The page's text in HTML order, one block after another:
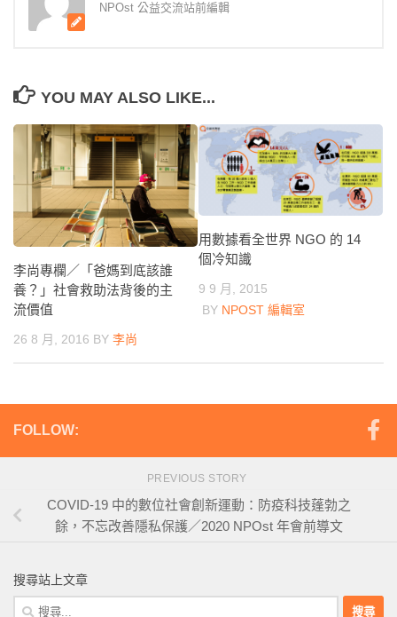
NPOst 公益交流站前編輯
YOU MAY ALSO LIKE...
李尚專欄／「爸媽到底該誰
養？」社會救助法背後的主
流價值
26 8 月, 2016 BY 李尚
用數據看全世界 NGO 的 14
個冷知識
9 9 月, 2015
BY NPOST 編輯室
FOLLOW:
PREVIOUS STORY
COVID-19 中的數位社會創新運動：防疫科技蓬勃之
餘，不忘改善隱私保護／2020 NPOst 年會前導文
搜尋站上文章
搜